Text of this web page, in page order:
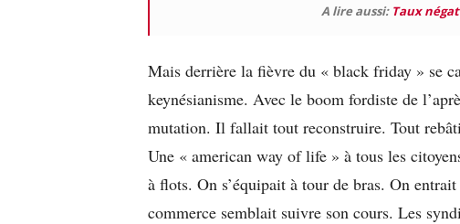
A lire aussi: Taux
Mais derrière la fièvre du « black friday » se
keynésianisme. Avec le boom fordiste de
mutation. Il fallait tout reconstruire. Tout
Une « american way of life » à tous les
à flots. On s’équipait à tour de bras. On
commerce semblait suivre son cours. Les